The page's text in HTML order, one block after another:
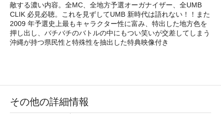
敵する濃い内容。全MC、全地方予選オーガナイザー、全UMB
CLIK 必見必聴。これを見ずしてUMB 新時代は語れない！！また
2009 年予選史上最もキャラクター性に富み、特出した地方色を
押し出し、バチバチのバトルの中にもつい笑いが交差してしまう
沖縄が持つ県民性と特殊性を抽出した特典映像付き
その他の詳細情報